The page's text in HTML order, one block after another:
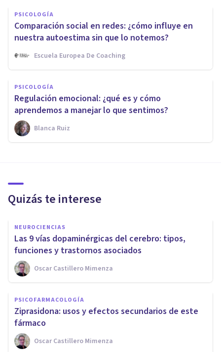
PSICOLOGÍA
Comparación social en redes: ¿cómo influye en
nuestra autoestima sin que lo notemos?
Escuela Europea De Coaching
PSICOLOGÍA
Regulación emocional: ¿qué es y cómo
aprendemos a manejar lo que sentimos?
Blanca Ruiz
Quizás te interese
NEUROCIENCIAS
Las 9 vías dopaminérgicas del cerebro: tipos,
funciones y trastornos asociados
Oscar Castillero Mimenza
PSICOFARMACOLOGÍA
Ziprasidona: usos y efectos secundarios de este
fármaco
Oscar Castillero Mimenza